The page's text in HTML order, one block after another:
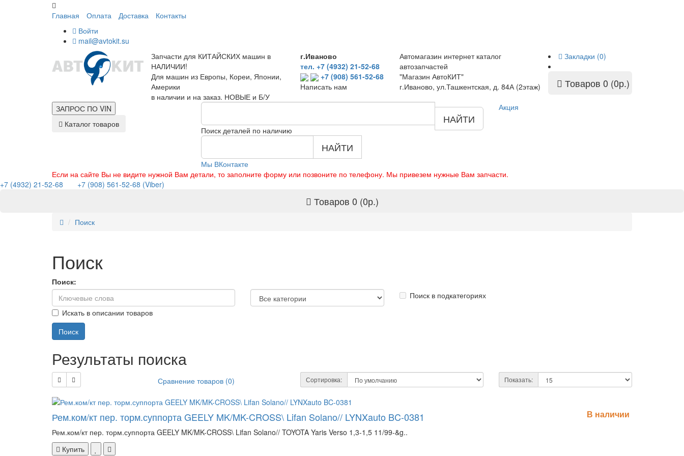
Главная Оплата Доставка
Контакты
Войти
mail@avtokit.su
Запчасти для КИТАЙСКИХ машин в
НАЛИЧИИ!
Для машин из Европы, Кореи, Японии,
Америки
в наличии и на заказ. НОВЫЕ и Б/У
г.Иваново
тел. +7 (4932) 21-52-68
+7 (908) 561-52-68
Написать нам
Автомагазин интернет каталог
автозапчастей
"Магазин АвтоКИТ"
г.Иваново, ул.Ташкентская, д. 84А (2этаж)
Закладки (0)
Товаров 0 (0р.)
ЗАПРОС ПО VIN
Каталог товаров
Поиск деталей по наличию
НАЙТИ
НАЙТИ
Мы ВКонтакте
Акция
Если на сайте Вы не видите нужной Вам детали, то заполните форму или позвоните по телефону. Мы привезем нужные Вам запчасти.
+7 (4932) 21-52-68
+7 (908) 561-52-68 (Viber)
Товаров 0 (0р.)
Поиск
Поиск
Поиск:
Поиск в подкатегориях
Искать в описании товаров
Результаты поиска
Сравнение товаров (0) Сортировка: Показать:
Рем.ком/кт пер. торм.суппорта GEELY MK/MK-CROSS\ Lifan Solano// LYNXauto BC-0381
Рем.ком/кт пер. торм.суппорта GEELY MK/MK-CROSS\ Lifan Solano// TOYOTA Yaris Verso 1,3-1,5 11/99-&g..
В наличии
Купить